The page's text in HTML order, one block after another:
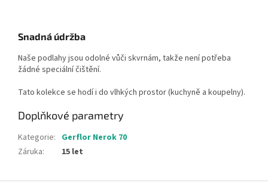
Snadná údržba
Naše podlahy jsou odolné vůči skvrnám, takže není potřeba
žádné speciální čištění.
Tato kolekce se hodí i do vlhkých prostor (kuchyně a koupelny).
Doplňkové parametry
Kategorie: Gerflor Nerok 70
Záruka: 15 let